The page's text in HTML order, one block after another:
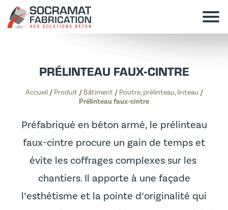
PRÉLINTEAU FAUX-CINTRE
Accueil/ Produit/ Bâtiment/ Poutre, prélinteau, linteau /
Prélinteau faux-cintre
Préfabriqué en béton armé, le prélinteau
faux-cintre procure un gain de temps et
évite les coffrages complexes sur les
chantiers. Il apporte à une façade
l’esthétisme et la pointe d’originalité qui